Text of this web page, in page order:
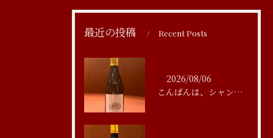
最近の投稿 Recent Posts
2026/08/06
こんばんは、シャンブルアスリール清水です